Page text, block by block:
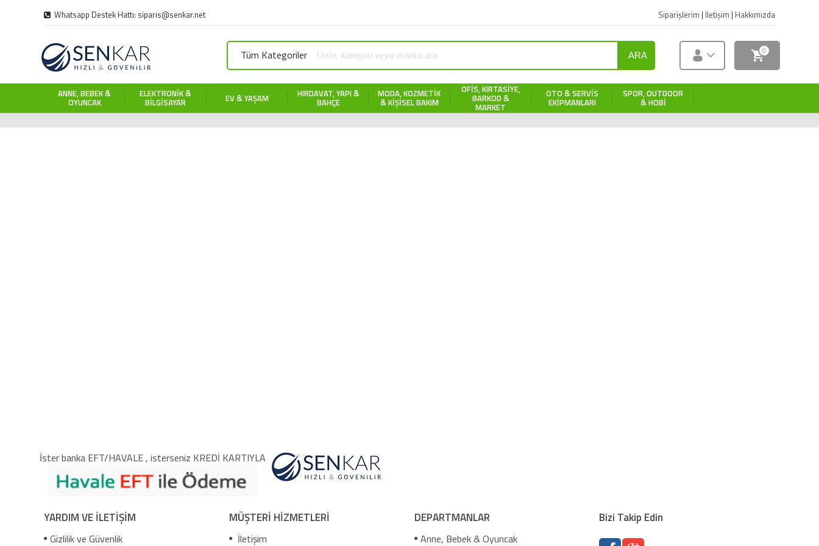
Whatsapp Destek Hattı: siparis@senkar.net Siparişlerim | İletişim | Hakkımızda
Tüm Kategoriler ARA 0
ANNE, BEBEK &
OYUNCAK
ELEKTRONIK &
BILGISAYAR EV & YAŞAM HIRDAVAT, YAPI &
BAHÇE
MODA, KOZMETIK
& KIŞISEL BAKIM
OFIS, KIRTASIYE,
BARKOD &
MARKET
OTO & SERVIS
EKIPMANLARI
SPOR, OUTDOOR
& HOBI
İster banka EFT/HAVALE , isterseniz KREDİ KARTIYLA
YARDIM VE İLETİŞİM
Gizlilik ve Güvenlik
MÜŞTERİ HİZMETLERİ
İletişim
DEPARTMANLAR
Anne, Bebek & Oyuncak
Bizi Takip Edin